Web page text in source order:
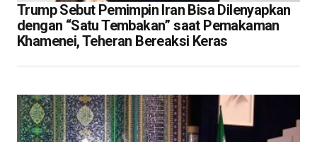
Trump Sebut Pemimpin Iran Bisa Dilenyapkan
dengan “Satu Tembakan” saat Pemakaman
Khamenei, Teheran Bereaksi Keras